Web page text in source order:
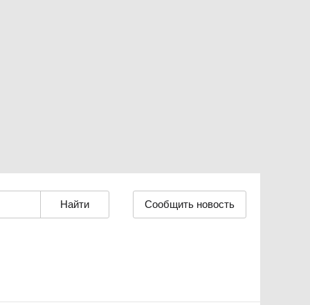
Сообщить новость